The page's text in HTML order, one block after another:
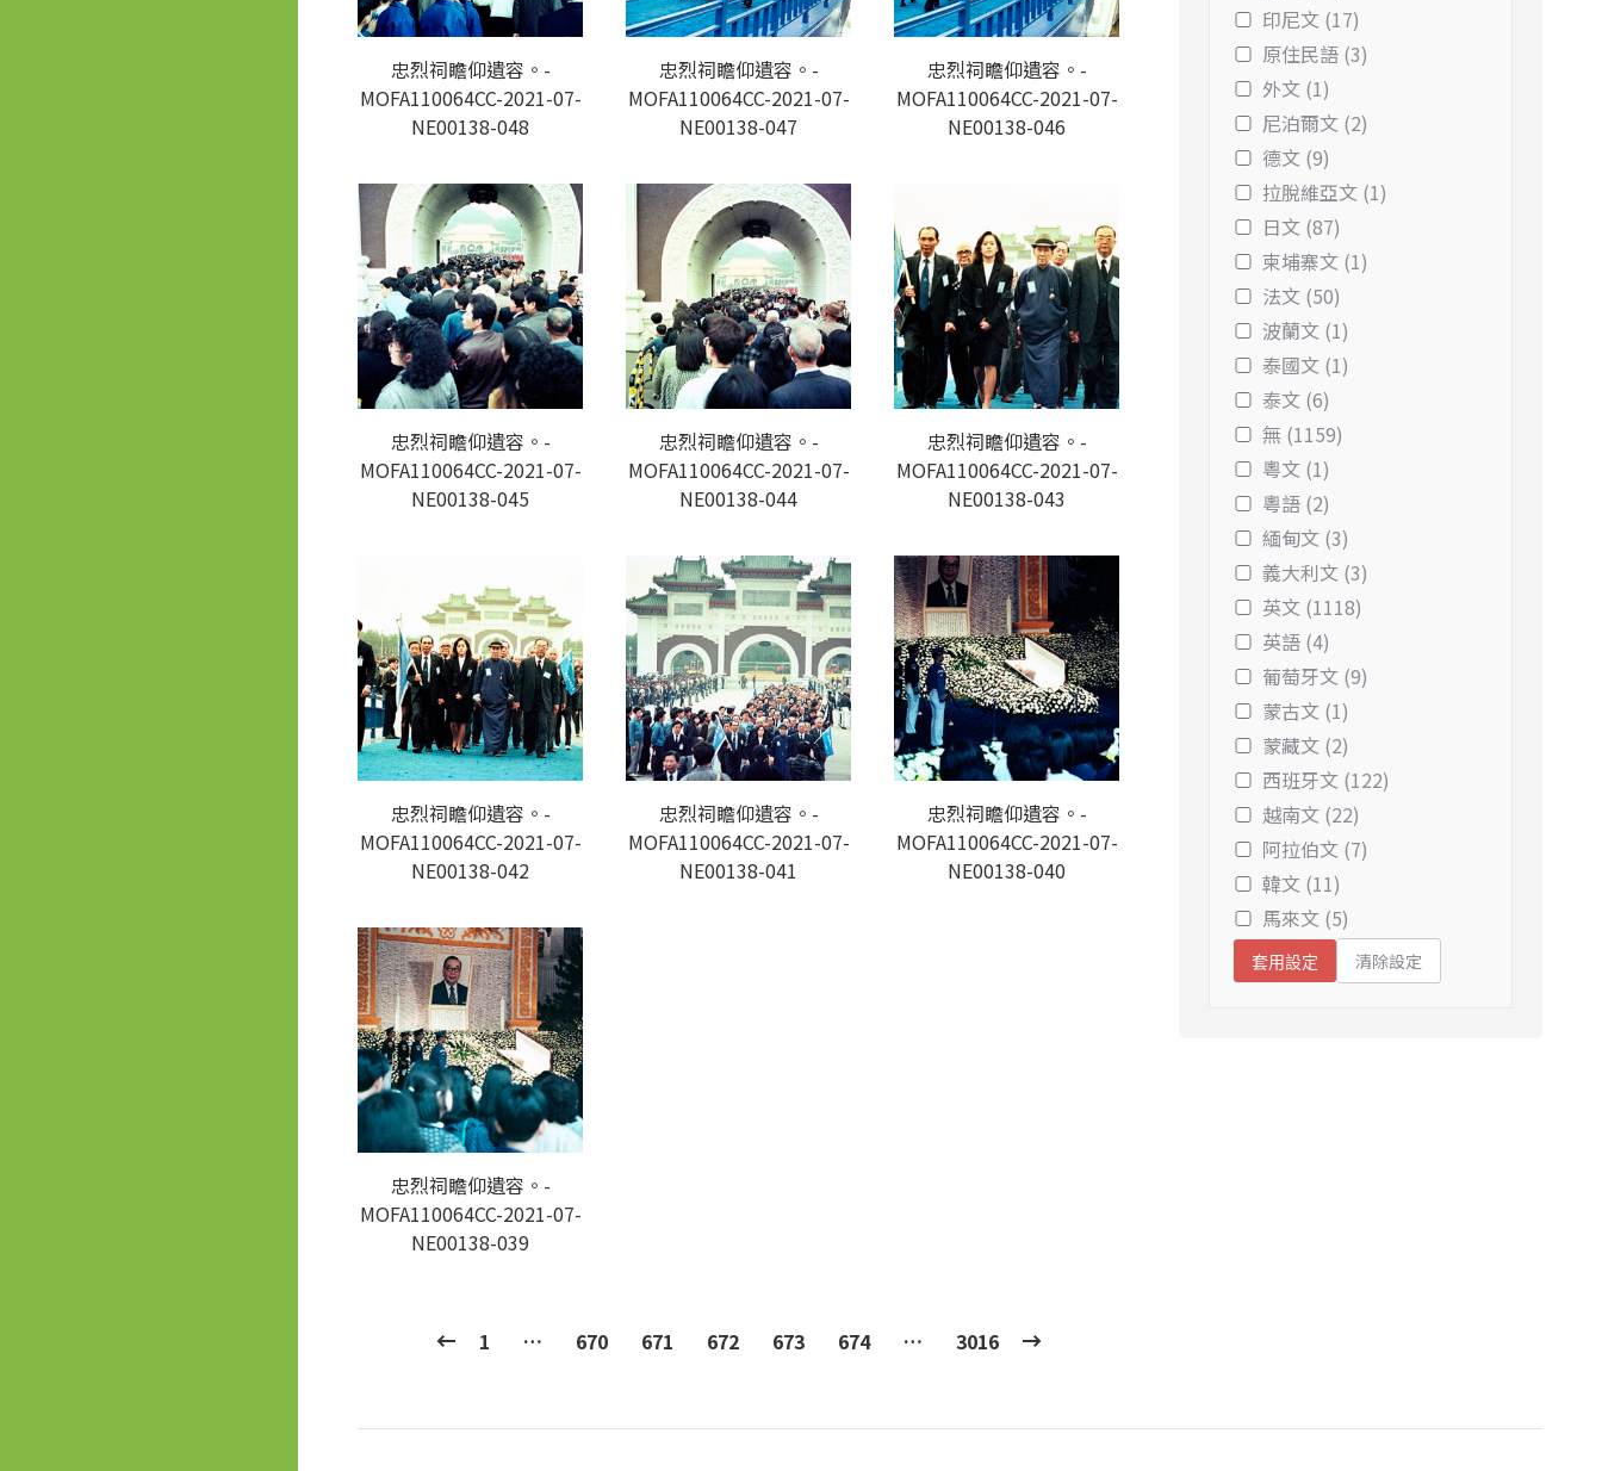
忠烈祠瞻仰遺容。-
MOFA110064CC-2021-07-
NE00138-048
忠烈祠瞻仰遺容。-
MOFA110064CC-2021-07-
NE00138-047
忠烈祠瞻仰遺容。-
MOFA110064CC-2021-07-
NE00138-046
忠烈祠瞻仰遺容。-
MOFA110064CC-2021-07-
NE00138-045
忠烈祠瞻仰遺容。-
MOFA110064CC-2021-07-
NE00138-044
忠烈祠瞻仰遺容。-
MOFA110064CC-2021-07-
NE00138-043
忠烈祠瞻仰遺容。-
MOFA110064CC-2021-07-
NE00138-042
忠烈祠瞻仰遺容。-
MOFA110064CC-2021-07-
NE00138-041
忠烈祠瞻仰遺容。-
MOFA110064CC-2021-07-
NE00138-040
忠烈祠瞻仰遺容。-
MOFA110064CC-2021-07-
NE00138-039
1 … 670 671 672 673 674 … 3016
印尼文 (17)
原住民語 (3)
外文 (1)
尼泊爾文 (2)
德文 (9)
拉脫維亞文 (1)
日文 (87)
柬埔寨文 (1)
法文 (50)
波蘭文 (1)
泰國文 (1)
泰文 (6)
無 (1159)
粵文 (1)
粵語 (2)
緬甸文 (3)
義大利文 (3)
英文 (1118)
英語 (4)
葡萄牙文 (9)
蒙古文 (1)
蒙藏文 (2)
西班牙文 (122)
越南文 (22)
阿拉伯文 (7)
韓文 (11)
馬來文 (5)
套用設定 清除設定